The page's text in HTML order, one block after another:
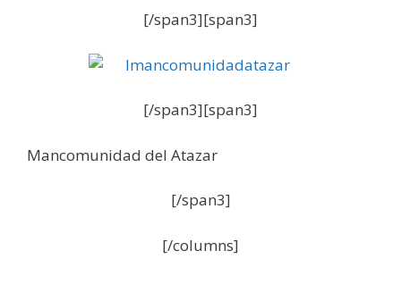
[/span3][span3]
[/span3][span3]
Mancomunidad del Atazar
[/span3]
[/columns]